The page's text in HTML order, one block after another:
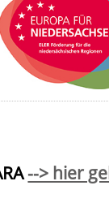
--> hier